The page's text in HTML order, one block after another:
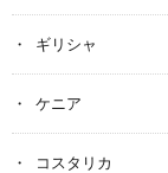
ギリシャ
ケニア
コスタリカ